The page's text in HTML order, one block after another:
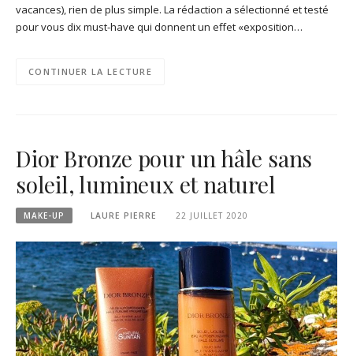
vacances), rien de plus simple. La rédaction a sélectionné et testé
pour vous dix must-have qui donnent un effet «exposition…
CONTINUER LA LECTURE
Dior Bronze pour un hâle sans
soleil, lumineux et naturel
MAKE-UP LAURE PIERRE 22 JUILLET 2020